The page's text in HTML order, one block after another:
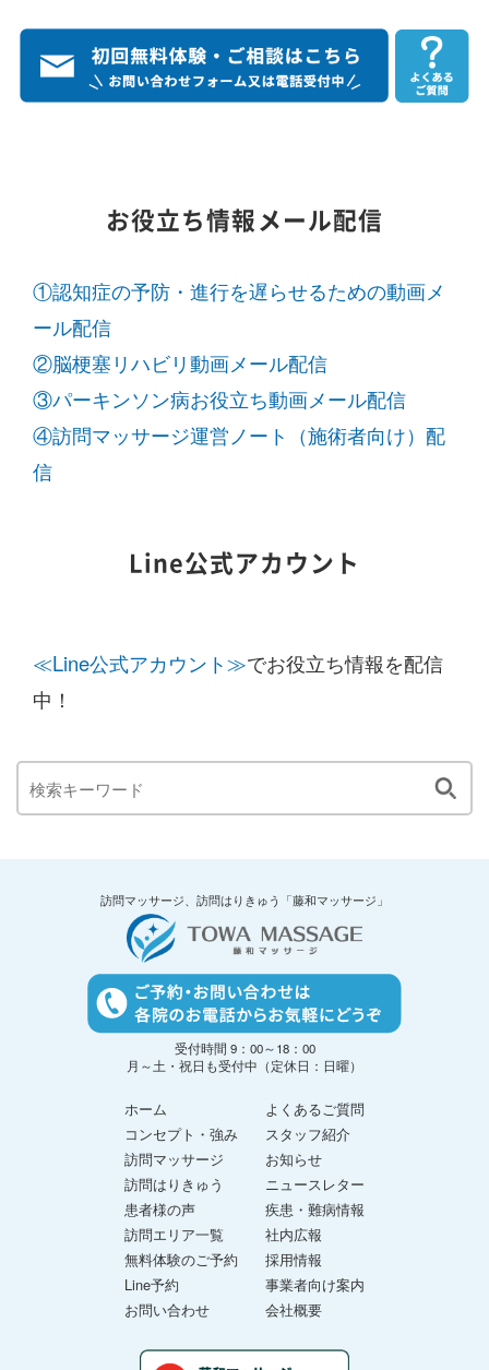
お役立ち情報メール配信
①認知症の予防・進行を遅らせるための動画メ
ール配信
②脳梗塞リハビリ動画メール配信
③パーキンソン病お役立ち動画メール配信
④訪問マッサージ運営ノート（施術者向け）配
信
Line公式アカウント
≪Line公式アカウント≫でお役立ち情報を配信
中！
訪問マッサージ、訪問はりきゅう「藤和マッサージ」
受付時間 9：00～18：00
月～土・祝日も受付中（定休日：日曜）
ホーム
コンセプト・強み
訪問マッサージ
訪問はりきゅう
患者様の声
訪問エリア一覧
無料体験のご予約
Line予約
お問い合わせ
よくあるご質問
スタッフ紹介
お知らせ
ニュースレター
疾患・難病情報
社内広報
採用情報
事業者向け案内
会社概要